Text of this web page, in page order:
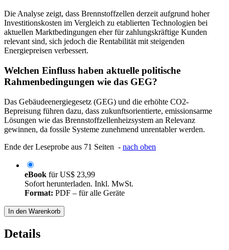
Die Analyse zeigt, dass Brennstoffzellen derzeit aufgrund hoher
Investitionskosten im Vergleich zu etablierten Technologien bei
aktuellen Marktbedingungen eher für zahlungskräftige Kunden
relevant sind, sich jedoch die Rentabilität mit steigenden
Energiepreisen verbessert.
Welchen Einfluss haben aktuelle politische
Rahmenbedingungen wie das GEG?
Das Gebäudeenergiegesetz (GEG) und die erhöhte CO2-
Bepreisung führen dazu, dass zukunftsorientierte, emissionsarme
Lösungen wie das Brennstoffzellenheizsystem an Relevanz
gewinnen, da fossile Systeme zunehmend unrentabler werden.
Ende der Leseprobe aus 71 Seiten - nach oben
eBook fürUS$ 23,99
Sofort herunterladen. Inkl. MwSt.
Format: PDF – für alle Geräte
In den Warenkorb
Details